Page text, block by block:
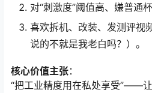
对“刺激度”阈值高、嫌普通
喜欢拆机、改装、发测评视
说的不就是我老白吗？）。
核心价值主张：
“把工业精度用在私处享受”——